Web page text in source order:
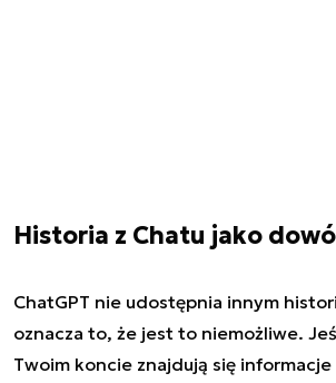
Historia z Chatu jako
ChatGPT nie udostępnia innym
oznacza to, że jest to niemożliwe.
Twoim koncie znajdują się